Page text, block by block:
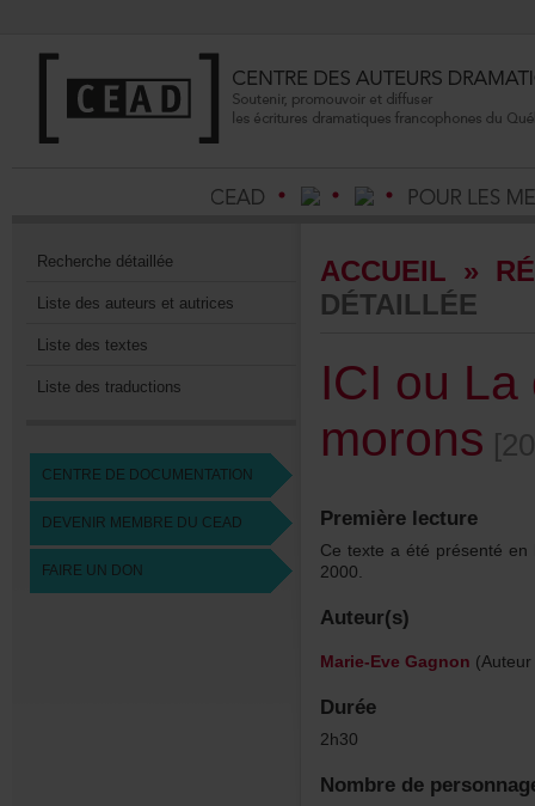
Recherchedétaillée
Listedesauteursetautrices
Listedestextes
Listedestraductions
CENTREDEDOCUMENTATION
DEVENIRMEMBREDUCEAD
FAIREUNDON
ACCUEIL »
DÉTAILLÉE
morons
Premièrelecture
2000.
Auteur(s)
Marie-EveGagnon
Durée
2h30